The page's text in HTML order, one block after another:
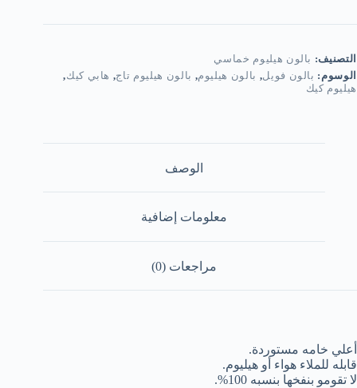
التصنيف: بالون هيليوم خماسي
الوسوم: بالون فويل, بالون هيليوم, بالون هيليوم تاج, هابي كيك,
هيليوم كيك
الوصف
معلومات إضافية
مراجعات (0)
أعلي خامه مستوردة.
قابله للملاء هواء أو هيليوم.
لا تقومو بنفخها بنسبه 100%.